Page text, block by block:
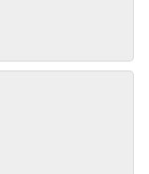
米米 2024-10-13